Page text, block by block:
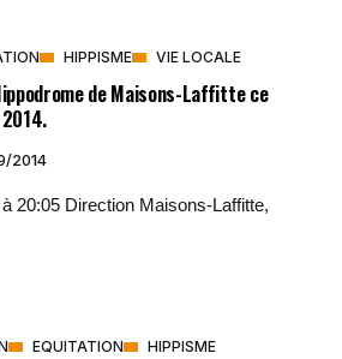
HIPPISME VIE LOCALE
de Maisons-Laffitte ce
2014
20:05 Direction Maisons-Laffitte,
EQUITATION
HIPPISME